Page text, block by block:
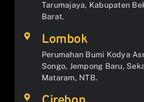
Tarumajaya, Kabupaten
Barat.
Lombok
Perumahan Bumi Kodya
Songo, Jempong Baru,
Mataram, NTB.